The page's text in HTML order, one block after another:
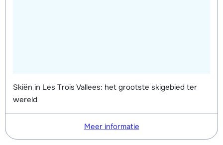
Skiën in Les Trois Vallees: het grootste skigebied ter
wereld
Meer informatie